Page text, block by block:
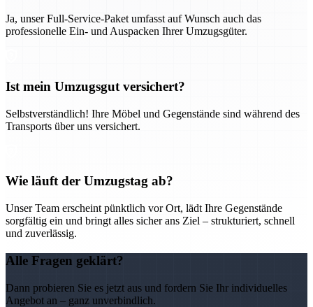
Ja, unser Full-Service-Paket umfasst auf Wunsch auch das
professionelle Ein- und Auspacken Ihrer Umzugsgüter.
Ist mein Umzugsgut versichert?
Selbstverständlich! Ihre Möbel und Gegenstände sind während des
Transports über uns versichert.
Wie läuft der Umzugstag ab?
Unser Team erscheint pünktlich vor Ort, lädt Ihre Gegenstände
sorgfältig ein und bringt alles sicher ans Ziel – strukturiert, schnell
und zuverlässig.
Alle Fragen geklärt?
Dann probieren Sie es jetzt aus und fordern Sie Ihr individuelles
Angebot an – ganz unverbindlich.